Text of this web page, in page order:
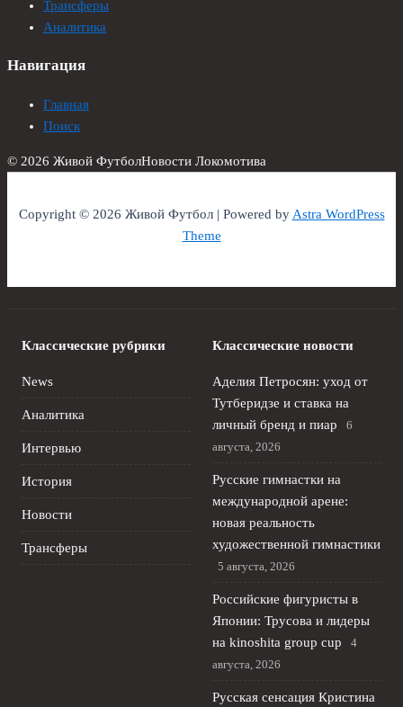
Трансферы
Аналитика
Навигация
Главная
Поиск
© 2026 Живой ФутболНовости Локомотива
Copyright © 2026 Живой Футбол | Powered byAstra WordPress
Theme
Классические рубрики
News
Аналитика
Интервью
История
Новости
Трансферы
Классические новости
Аделия Петросян: уход от
Тутберидзе и ставка на
личный бренд и пиар
6
августа, 2026
Русские гимнастки на
международной арене:
новая реальность
художественной гимнастики
5 августа, 2026
Российские фигуристы в
Японии: Трусова и лидеры
на kinoshita group cup
4
августа, 2026
Русская сенсация Кристина